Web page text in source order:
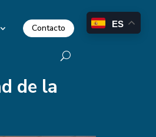
Contacto
de la
ES